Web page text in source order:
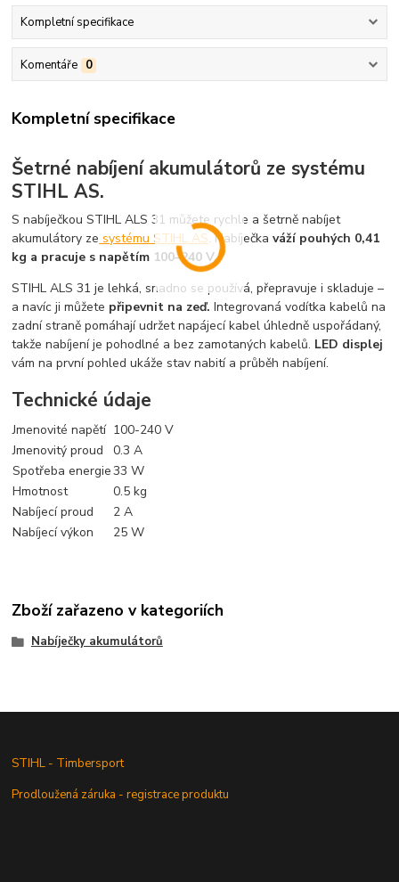
Kompletní specifikace
Komentáře 0
Kompletní specifikace
Šetrné nabíjení akumulátorů ze systému
STIHL AS.
S nabíječkou STIHL ALS 31 můžete rychle a šetrně nabíjet
akumulátory ze systému STIHL AS. Nabíječka váží pouhých 0,41
kg a pracuje s napětím 100–240 V.
STIHL ALS 31 je lehká, snadno se používá, přepravuje i skladuje –
a navíc ji můžete připevnit na zeď. Integrovaná vodítka kabelů na
zadní straně pomáhají udržet napájecí kabel úhledně uspořádaný,
takže nabíjení je pohodlné a bez zamotaných kabelů. LED displej
vám na první pohled ukáže stav nabití a průběh nabíjení.
Technické údaje
Jmenovité napětí 100-240 V
Jmenovitý proud
0.3 A
Spotřeba energie33 W
Hmotnost
0.5 kg
Nabíjecí proud
2 A
Nabíjecí výkon
25 W
Zboží zařazeno v kategoriích
Nabíječky akumulátorů
STIHL - Timbersport
Prodloužená záruka - registrace produktu